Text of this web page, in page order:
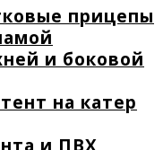
прицепы
и боковой
на катер